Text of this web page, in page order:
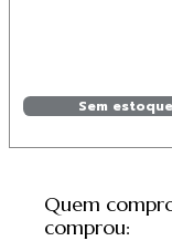
Sem estoque
Quem
comprou: